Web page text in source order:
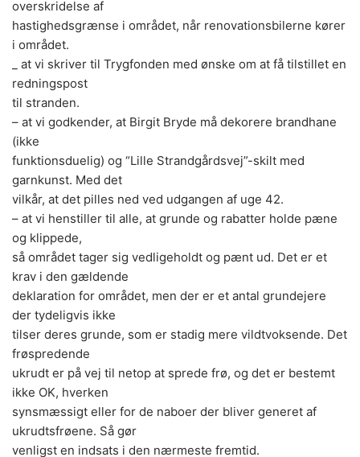
overskridelse af
hastighedsgrænse i området, når renovationsbilerne kører
i området.
_ at vi skriver til Trygfonden med ønske om at få tilstillet en
redningspost
til stranden.
– at vi godkender, at Birgit Bryde må dekorere brandhane
(ikke
funktionsduelig) og “Lille Strandgårdsvej”-skilt med
garnkunst. Med det
vilkår, at det pilles ned ved udgangen af uge 42.
– at vi henstiller til alle, at grunde og rabatter holde pæne
og klippede,
så området tager sig vedligeholdt og pænt ud. Det er et
krav i den gældende
deklaration for området, men der er et antal grundejere
der tydeligvis ikke
tilser deres grunde, som er stadig mere vildtvoksende. Det
frøspredende
ukrudt er på vej til netop at sprede frø, og det er bestemt
ikke OK, hverken
synsmæssigt eller for de naboer der bliver generet af
ukrudtsfrøene. Så gør
venligst en indsats i den nærmeste fremtid.